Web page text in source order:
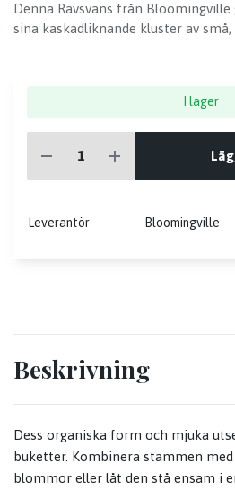
Denna Rävsvans från
sina kaskadliknande kluster av
I lager
Leverantör Bloomingville
Beskrivning
Dess organiska form och mjuka
buketter. Kombinera stammen
blommor eller låt den stå ensam i